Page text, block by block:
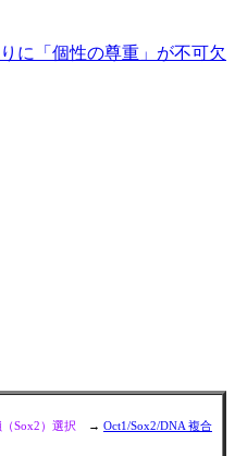
に「個性の尊重」が不可欠
Sox2）選択 → Oct1/Sox2/DNA 複合